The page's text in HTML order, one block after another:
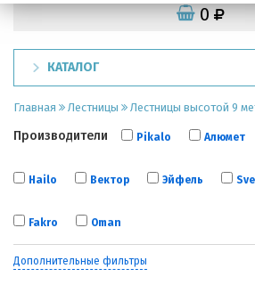
0
КАТАЛОГ
Главная Лестницы Лестницы высотой 9
Производители Pikalo Алюмет
Hailo Вектор Эйфель
Fakro Oman
Дополнительные фильтры